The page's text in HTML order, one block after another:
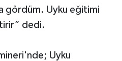
gördüm. Uyku eğitimi
dedi.
Uyku